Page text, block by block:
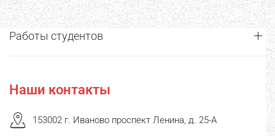
Работы студентов
Наши контакты
153002 г. Иваново проспект Ленина, д. 25-А